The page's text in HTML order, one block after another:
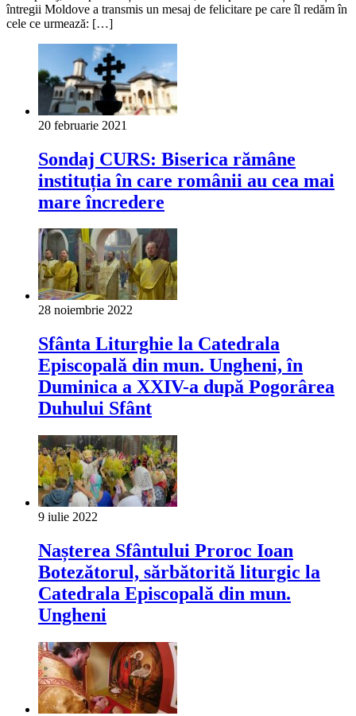
întregii Moldove a transmis un mesaj de felicitare pe care îl redăm în
cele ce urmează: […]
20 februarie 2021
Sondaj CURS: Biserica rămâne
instituția în care românii au cea mai
mare încredere
28 noiembrie 2022
Sfânta Liturghie la Catedrala
Episcopală din mun. Ungheni, în
Duminica a XXIV-a după Pogorârea
Duhului Sfânt
9 iulie 2022
Nașterea Sfântului Proroc Ioan
Botezătorul, sărbătorită liturgic la
Catedrala Episcopală din mun.
Ungheni